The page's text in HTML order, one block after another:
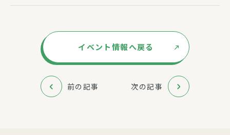
イベント情報へ戻る
前の記事 次の記事